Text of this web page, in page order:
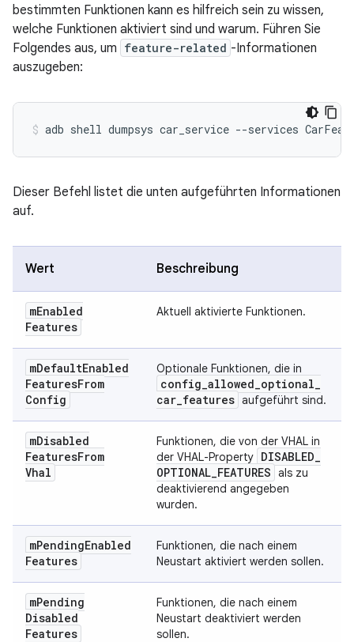
bestimmten Funktionen kann es hilfreich sein zu wissen,
welche Funktionen aktiviert sind und warum. Führen Sie
Folgendes aus, um feature-related -Informationen
auszugeben:
Dieser Befehl listet die unten aufgeführten Informationen
auf.
Wert Beschreibung
mEnabled
Features
Aktuell aktivierte Funktionen.
mDefaultEnabled
FeaturesFrom
Config
Optionale Funktionen, die in
config_allowed_optional_
car_features aufgeführt sind.
mDisabled
FeaturesFrom
Vhal
Funktionen, die von der VHAL in
der VHAL-Property DISABLED_
OPTIONAL_FEATURES als zu
deaktivierend angegeben
wurden.
mPendingEnabled
Features
Funktionen, die nach einem
Neustart aktiviert werden sollen.
mPending
Disabled
Features
Funktionen, die nach einem
Neustart deaktiviert werden
sollen.